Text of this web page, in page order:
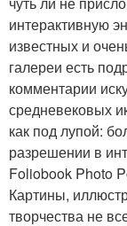
интерактивную
известных и
галереи есть
комментарии
средневековых
как под лупой:
разрешении в
Foliobook Photo
Картины,
творчества не